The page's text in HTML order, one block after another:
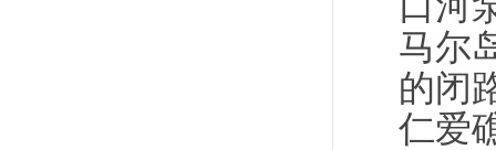
马尔
的闭
仁爱